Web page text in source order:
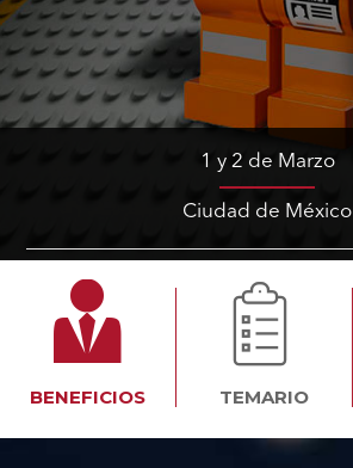
1 y 2 de Marzo
Ciudad de México
BENEFICIOS TEMARIO